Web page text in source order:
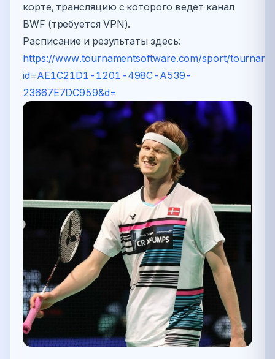
корте, трансляцию с которого ведет канал
BWF (требуется VPN).
Расписание и результаты здесь:
https://www.tournamentsoftware.com/sport/
id=AE1C21D1-1201-498C-A539-
23667E7DC959&d=